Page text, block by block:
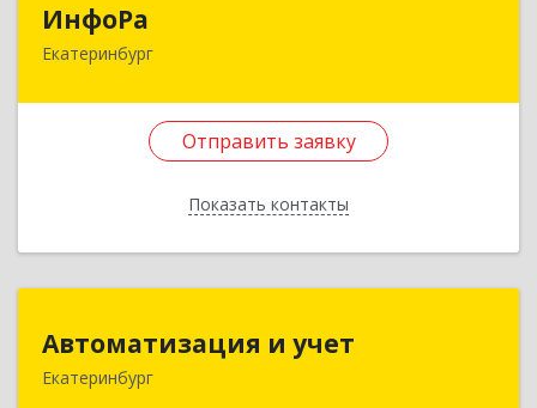
ИнфоРа
Екатеринбург
Отправить заявку
Показать контакты
620049, Свердловская обл, Екатеринбург г,
Отправить заявку
Назад
Автоматизация и учет
Екатеринбург
620142, Свердловская обл, Екатеринбург г,